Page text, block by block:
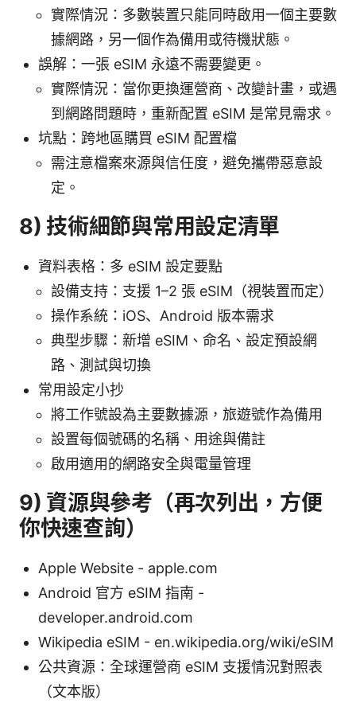
實際情況：多數裝置只能同時啟用一個主要數
據網路，另一個作為備用或待機狀態。
誤解：一張 eSIM 永遠不需要變更。
實際情況：當你更換運營商、改變計畫，或遇
到網路問題時，重新配置 eSIM 是常見需求。
坑點：跨地區購買 eSIM 配置檔
需注意檔案來源與信任度，避免攜帶惡意設
定。
8) 技術細節與常用設定清單
資料表格：多 eSIM 設定要點
設備支持：支援 1–2 張 eSIM（視裝置而定）
操作系統：iOS、Android 版本需求
典型步驟：新增 eSIM、命名、設定預設網
路、測試與切換
常用設定小抄
將工作號設為主要數據源，旅遊號作為備用
設置每個號碼的名稱、用途與備註
啟用適用的網路安全與電量管理
9) 資源與參考（再次列出，方便
你快速查詢）
Apple Website - apple.com
Android 官方 eSIM 指南 -
developer.android.com
Wikipedia eSIM - en.wikipedia.org/wiki/eSIM
公共資源：全球運營商 eSIM 支援情況對照表
（文本版）